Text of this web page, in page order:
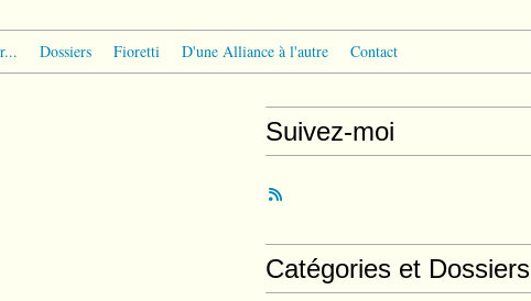
Dossiers Fioretti D'une Alliance à l'autre Contact
Suivez-moi
Catégories et Dossiers